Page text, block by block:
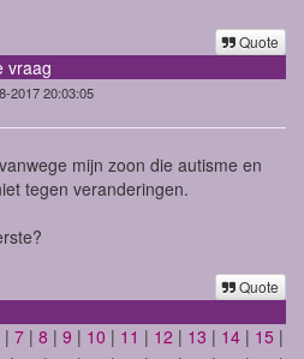
Quote
vraag
2017 20:03:05
mijn zoon die autisme en
tegen veranderingen.
Quote
| 7 | 8 | 9 | 10 | 11 | 12 | 13 | 14 | 15 |